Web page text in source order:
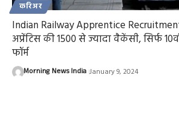
करिअर
Indian Railway Apprentice
अप्रेंटिस की 1500 से ज्यादा वैकेंसी, सिर्फ
फॉर्म
Morning News India January 9, 2024